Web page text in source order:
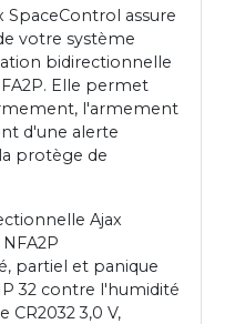
assure
votre système
bidirectionnelle
Elle permet
l'armement
d'une alerte
protège de
Ajax
partiel et panique
32 contre l'humidité
3,0 V,